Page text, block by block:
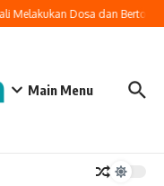
Melakukan Dosa dan
Main Menu